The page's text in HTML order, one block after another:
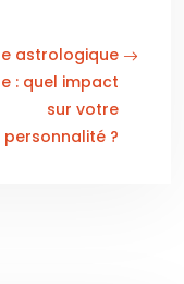
astrologique
: quel impact
sur votre
personnalité ?